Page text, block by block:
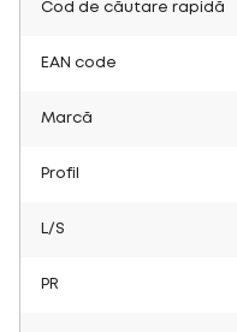
Cod de căutare rapidă
EAN code
Marcă
Profil
L/S
PR